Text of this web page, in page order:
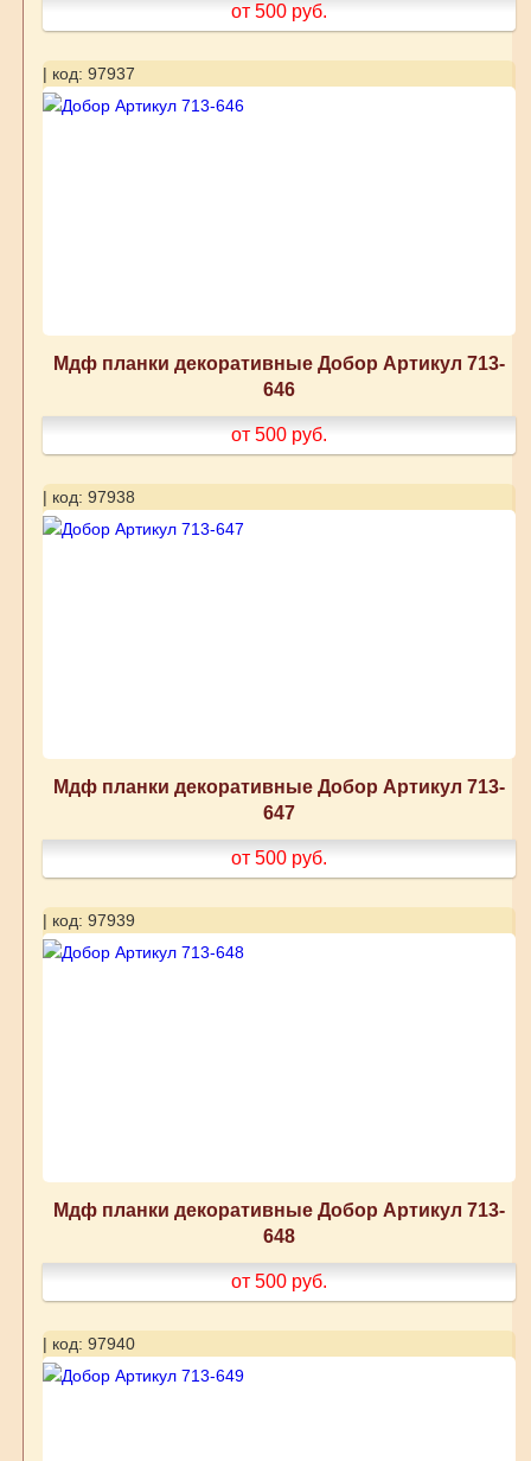
от 500 руб.
| код: 97937
Мдф планки декоративные Добор Артикул 713-
646
от 500 руб.
| код: 97938
Мдф планки декоративные Добор Артикул 713-
647
от 500 руб.
| код: 97939
Мдф планки декоративные Добор Артикул 713-
648
от 500 руб.
| код: 97940